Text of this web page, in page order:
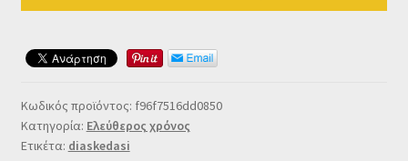
Κωδικός προϊόντος: f96f7516dd0850
Κατηγορία: Ελεύθερος χρόνος
Ετικέτα: diaskedasi